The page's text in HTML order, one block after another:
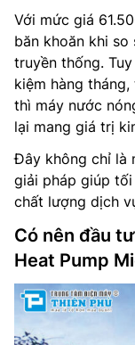
Với mức giá
băn khoăn khi
truyền thống.
kiệm hàng
thì máy nước
lại mang giá trị
Đây không chỉ là
giải pháp giúp
chất lượng dịch
Có nên đầu
Heat Pump